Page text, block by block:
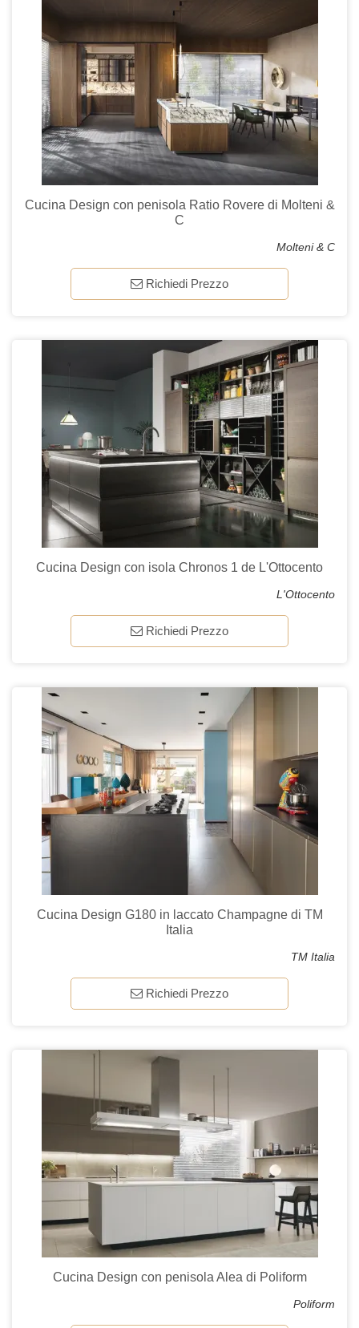
Cucina Design con penisola Ratio Rovere di Molteni &
C
Molteni & C
Richiedi Prezzo
Cucina Design con isola Chronos 1 de L'Ottocento
L'Ottocento
Richiedi Prezzo
Cucina Design G180 in laccato Champagne di TM
Italia
TM Italia
Richiedi Prezzo
Cucina Design con penisola Alea di Poliform
Poliform